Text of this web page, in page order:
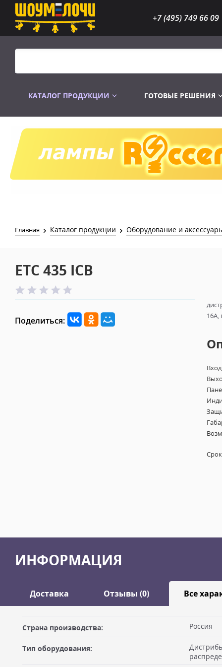
+7 (495) 749 66 09
КАТАЛОГ ПРОДУКЦИИ
Распродажа Лампы
ГОТОВЫЕ РЕШЕНИЯ
Главная Каталог продукции Оборудование и
ETC 435 ICB
Поделиться:
ИНФОРМАЦИЯ
Доставка Отзывы (0) Все
ДОСТАВКА
Самовывоз из офиса
Оставить отзыв
Ваше имя
Страна производства: Россия
Тип оборудования: